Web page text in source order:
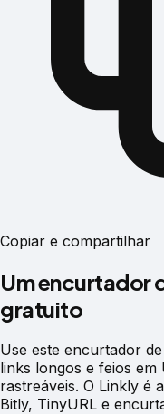
Copiar e compartilhar
Um encurtador
gratuito
Use este encurtador
links longos e feios em
rastreáveis. O Linkly é
Bitly, TinyURL e